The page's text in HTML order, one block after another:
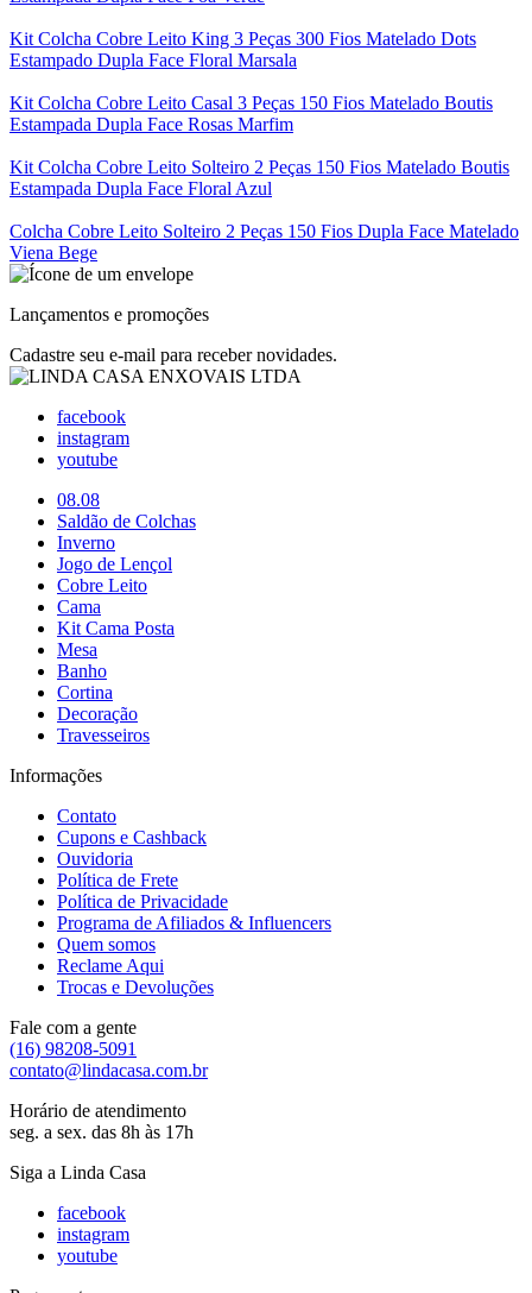
Kit Colcha Cobre Leito King 3 Peças 300 Fios Matelado Dots
Estampado Dupla Face Floral Marsala
Kit Colcha Cobre Leito Casal 3 Peças 150 Fios Matelado Boutis
Estampada Dupla Face Rosas Marfim
Kit Colcha Cobre Leito Solteiro 2 Peças 150 Fios Matelado Boutis
Estampada Dupla Face Floral Azul
Colcha Cobre Leito Solteiro 2 Peças 150 Fios Dupla Face Matelado
Viena Bege
Lançamentos e promoções
Cadastre seu e-mail para receber novidades.
facebook
instagram
youtube
08.08
Saldão de Colchas
Inverno
Jogo de Lençol
Cobre Leito
Cama
Kit Cama Posta
Mesa
Banho
Cortina
Decoração
Travesseiros
Informações
Contato
Cupons e Cashback
Ouvidoria
Política de Frete
Política de Privacidade
Programa de Afiliados & Influencers
Quem somos
Reclame Aqui
Trocas e Devoluções
Fale com a gente
(16) 98208-5091
contato@lindacasa.com.br
Horário de atendimento
seg. a sex. das 8h às 17h
Siga a Linda Casa
facebook
instagram
youtube